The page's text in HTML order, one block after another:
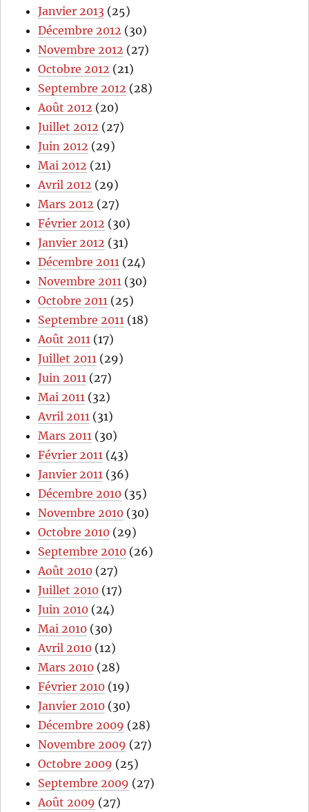
Janvier 2013 (25)
Décembre 2012 (30)
Novembre 2012 (27)
Octobre 2012 (21)
Septembre 2012 (28)
Août 2012 (20)
Juillet 2012 (27)
Juin 2012 (29)
Mai 2012 (21)
Avril 2012 (29)
Mars 2012 (27)
Février 2012 (30)
Janvier 2012 (31)
Décembre 2011 (24)
Novembre 2011 (30)
Octobre 2011 (25)
Septembre 2011 (18)
Août 2011 (17)
Juillet 2011 (29)
Juin 2011 (27)
Mai 2011 (32)
Avril 2011 (31)
Mars 2011 (30)
Février 2011 (43)
Janvier 2011 (36)
Décembre 2010 (35)
Novembre 2010 (30)
Octobre 2010 (29)
Septembre 2010 (26)
Août 2010 (27)
Juillet 2010 (17)
Juin 2010 (24)
Mai 2010 (30)
Avril 2010 (12)
Mars 2010 (28)
Février 2010 (19)
Janvier 2010 (30)
Décembre 2009 (28)
Novembre 2009 (27)
Octobre 2009 (25)
Septembre 2009 (27)
Août 2009 (27)